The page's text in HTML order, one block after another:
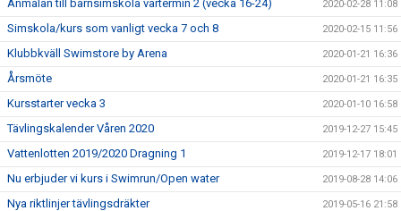
Anmälan till barnsimskola vårtermin 2 (vecka 16-24) 2020-02-28 11:08
Simskola/kurs som vanligt vecka 7 och 8 2020-02-15 11:56
Klubbkväll Swimstore by Arena 2020-01-21 16:36
Årsmöte 2020-01-21 16:35
Kursstarter vecka 3 2020-01-10 16:58
Tävlingskalender Våren 2020 2019-12-27 15:45
Vattenlotten 2019/2020 Dragning 1 2019-12-17 18:01
Nu erbjuder vi kurs i Swimrun/Open water 2019-08-28 14:06
Nya riktlinjer tävlingsdräkter 2019-05-16 21:58